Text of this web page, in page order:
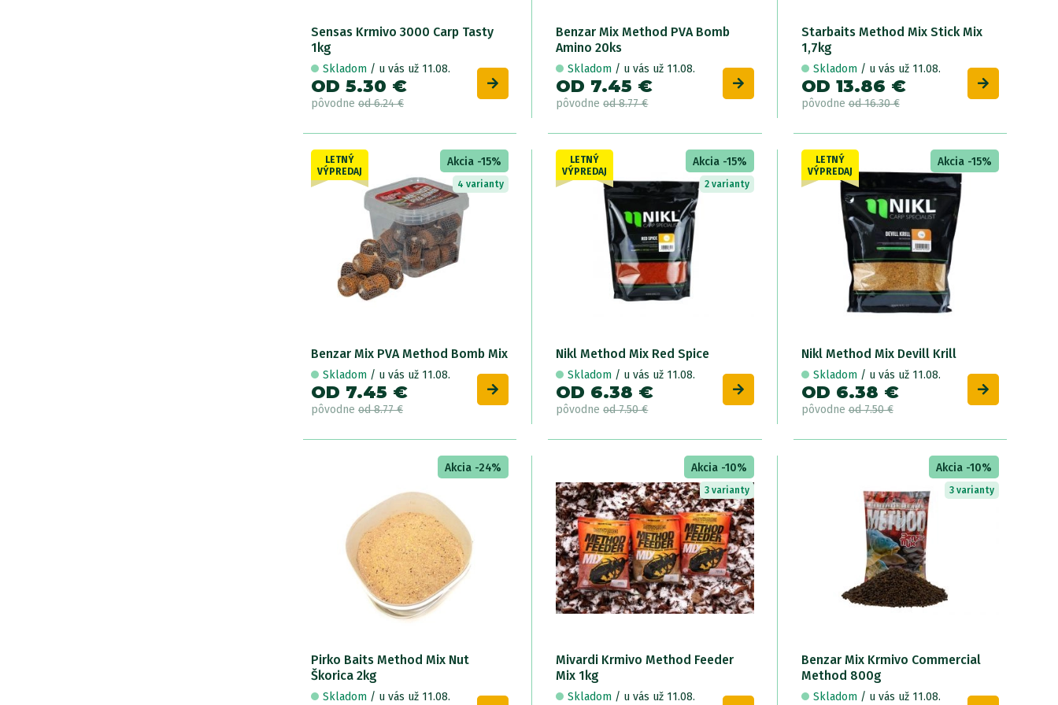
Sensas Krmivo 3000 Carp Tasty
1kg
Skladom / u vás už 11.08.
OD 5.30 €
pôvodne od 6.24 €
Benzar Mix Method PVA Bomb
Amino 20ks
Skladom / u vás už 11.08.
OD 7.45 €
pôvodneod 8.77 €
Starbaits Method Mix Stick Mix
1,7kg
Skladom / u vás už 11.08.
OD 13.86 €
pôvodneod 16.30 €
LETNÝ
VÝPREDAJ
Akcia -15%
4 varianty
Benzar Mix PVA Method Bomb Mix
Skladom / u vás už 11.08.
OD 7.45 €
pôvodne od 8.77 €
LETNÝ
VÝPREDAJ
Akcia -15%
2 varianty
Nikl Method Mix Red Spice
Skladom / u vás už 11.08.
OD 6.38 €
pôvodneod 7.50 €
LETNÝ
VÝPREDAJ
Akcia -15%
Nikl Method Mix Devill Krill
Skladom / u vás už 11.08.
OD 6.38 €
pôvodneod 7.50 €
Akcia -24%
Pirko Baits Method Mix Nut
Škorica 2kg
Skladom / u vás už 11.08.
Akcia -10%
3 varianty
Mivardi Krmivo Method Feeder
Mix 1kg
Skladom / u vás už 11.08.
Akcia -10%
3 varianty
Benzar Mix Krmivo Commercial
Method 800g
Skladom / u vás už 11.08.